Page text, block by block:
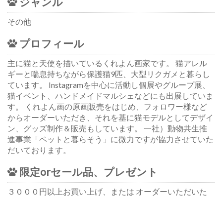
その他
プロフィール
主に猫と天使を描いているくれよん画家です。 猫アレル
ギーと喘息持ちながら保護猫9匹、大型リクガメと暮らし
ています。 Instagramを中心に活動し個展やグループ展、
猫イベント、ハンドメイドマルシェなどにも出展していま
す。 くれよん画の原画販売をはじめ、フォロワー様など
からオーダーいただき、それを基に猫モデルとしてデザイ
ン、グッズ制作＆販売もしています。 一社）動物共生推
進事業「ペットと暮らそう」に微力ですが協力させていた
だいております。
限定orセール品、プレゼント
３０００円以上お買い上げ、または オーダーいただいた